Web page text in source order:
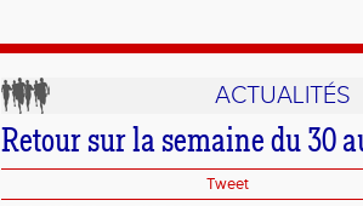
ACTUALITÉS
Retour sur la semaine du 30
Tweet